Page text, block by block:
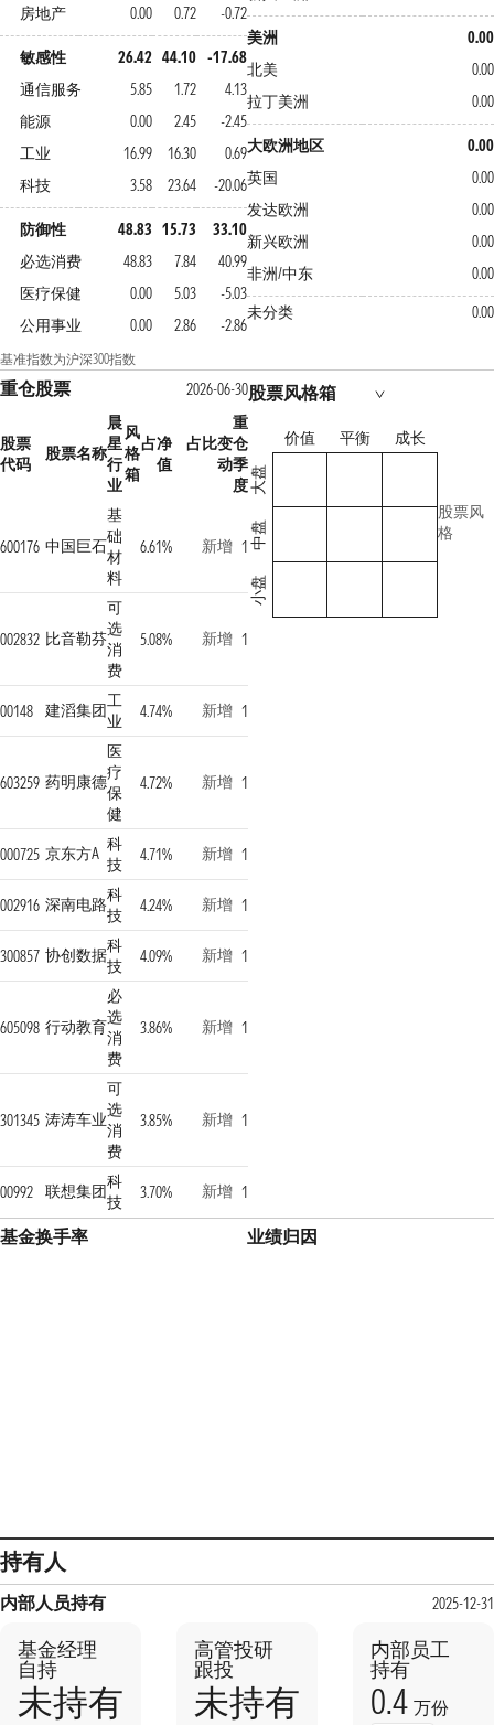
房地产 0.00 0.72 -0.72
敏感性 26.42 44.10 -17.68
通信服务
5.85 1.72
4.13
能源
0.00 2.45
-2.45
工业
16.99 16.30
0.69
科技
3.58 23.64 -20.06
防御性 48.83 15.73
33.10
必选消费
48.83 7.84
40.99
医疗保健
0.00 5.03
-5.03
公用事业
0.00 2.86 -2.86
基准指数为沪深300指数
美洲
0.00
北美
0.00
拉丁美洲
0.00
大欧洲地区
0.00
英国
0.00
发达欧洲
0.00
新兴欧洲
0.00
非洲/中东
0.00
未分类
0.00
重仓股票 2026-06-30
股票
代码
股票名称
晨
星
行
业
风
格
箱
占净
值
占比变
动
重
仓
季
度
600176 中国巨石
基
础
材
料
6.61% 新增 1
002832 比音勒芬
可
选
消
费
5.08% 新增 1
00148 建滔集团工
业
4.74% 新增 1
603259 药明康德
医
疗
保
健
4.72% 新增 1
000725 京东方A 科
技
4.71% 新增 1
002916 深南电路科
技
4.24% 新增 1
300857 协创数据科
技
4.09% 新增 1
605098 行动教育
必
选
消
费
3.86% 新增 1
301345 涛涛车业
可
选
消
费
3.85% 新增 1
00992 联想集团科
技
3.70% 新增 1
股票风格箱
价值 平衡 成长
大盘
中盘
小盘
股票风
格
基金换手率 业绩归因
持有人
内部人员持有 2025-12-31
基金经理
自持
未持有
高管投研
跟投
未持有
内部员工
持有
0.4 万份